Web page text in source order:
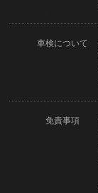
車検について
免責事項